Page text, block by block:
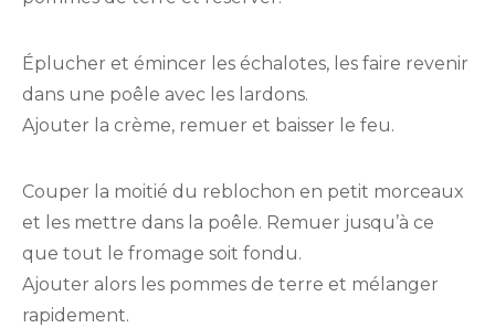
Éplucher et émincer les échalotes, les faire revenir
dans une poêle avec les lardons.
Ajouter la crème, remuer et baisser le feu.
Couper la moitié du reblochon en petit morceaux
et les mettre dans la poêle. Remuer jusqu’à ce
que tout le fromage soit fondu.
Ajouter alors les pommes de terre et mélanger
rapidement.